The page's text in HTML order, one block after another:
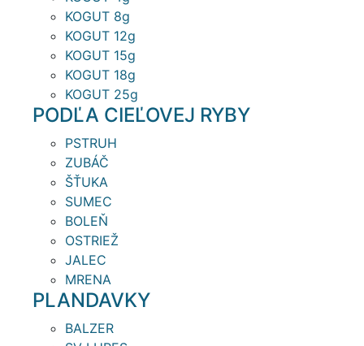
KOGUT 8g
KOGUT 12g
KOGUT 15g
KOGUT 18g
KOGUT 25g
PODĽA CIEĽOVEJ RYBY
PSTRUH
ZUBÁČ
ŠŤUKA
SUMEC
BOLEŇ
OSTRIEŽ
JALEC
MRENA
PLANDAVKY
BALZER